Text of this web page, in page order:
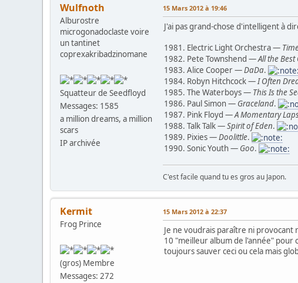
Wulfnoth
Alburostre
microgonadoclaste voire
un tantinet
coprexakribadzinomane
Squatteur de Seedfloyd
Messages: 1585
a million dreams, a million
scars
IP archivée
15 Mars 2012 à 19:46
J'ai pas grand-chose d'intelligent à
1981. Electric Light Orchestra —
1982. Pete Townshend —All the Best
1983. Alice Cooper —DaDa.
1984. Robyn Hitchcock — I Often
1985. The Waterboys — This Is the
1986. Paul Simon — Graceland.
1987. Pink Floyd —A Momentary
1988. Talk Talk —Spirit of Eden.
1989. Pixies —Doolittle.
1990. Sonic Youth — Goo.
C'est facile quand tu es gros au Japon.
Kermit
Frog Prince
(gros) Membre
Messages: 272
15 Mars 2012 à 22:37
Je ne voudrais paraître ni provocant
10 "meilleur album de l'année"
toujours sauver ceci ou cela mais